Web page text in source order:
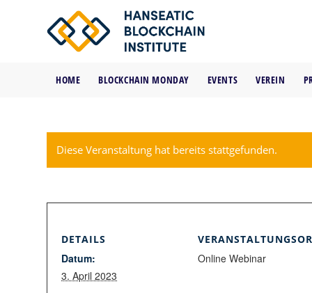
HOME BLOCKCHAIN MONDAY EVENTS VEREIN
Diese Veranstaltung hat bereits stattgefunden.
DETAILS
Datum:
3. April 2023
Online Webinar